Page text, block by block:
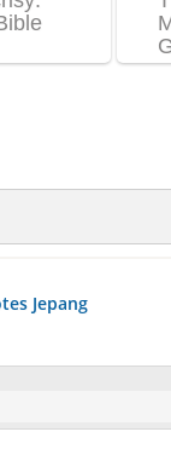
Jepang